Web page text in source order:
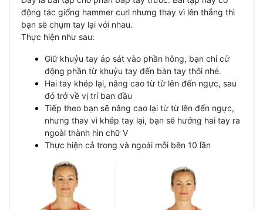
động tác giống hammer curl nhưng thay vì lên thẳng thì
bạn sẽ chụm tay lại với nhau.
Thực hiện như sau:
Giữ khuỷu tay áp sát vào phần hông, bạn chỉ cử
động phần từ khuỷu tay đến bàn tay thôi nhé.
Hai tay khép lại, nâng cao từ từ lên đến ngực, sau
đó trở về vị trí ban đầu
Tiếp theo bạn sẽ nâng cao lại từ từ lên đến ngực,
nhưng thay vì khép tay lại, bạn sẽ hướng hai tay ra
ngoài thành hìn chữ V
Thực hiện cả trong và ngoài mỗi bên 10 lần